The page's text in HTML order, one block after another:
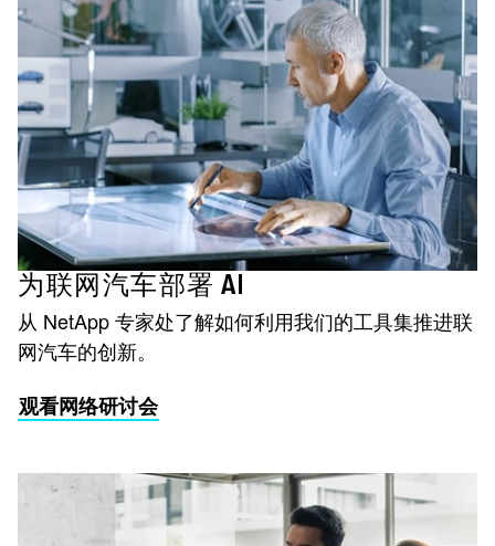
为联网汽车部署 AI
从 NetApp 专家处了解如何利用我们的工具集推进联
网汽车的创新。
观看网络研讨会